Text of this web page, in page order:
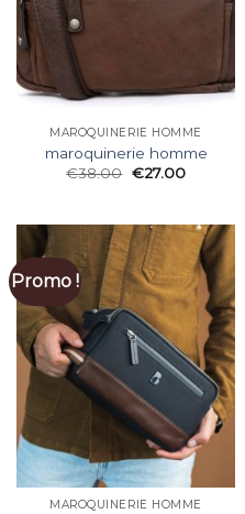
MAROQUINERIE HOMME
maroquinerie homme
€38.00 €27.00
Promo !
MAROQUINERIE HOMME